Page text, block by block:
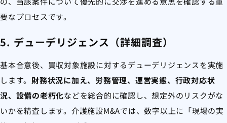
要なプロセスです。
5. デューデリジェンス（詳細調査）
基本合意後、買収対象施設に対するデューデリジェンスを実施
します。 財務状況に加え、労務管理、運営実態、行政対応状
況、設備の老朽化などを総合的に確認し、想定外のリスクがな
いかを精査します。介護施設M&Aでは、数字以上に「現場の実